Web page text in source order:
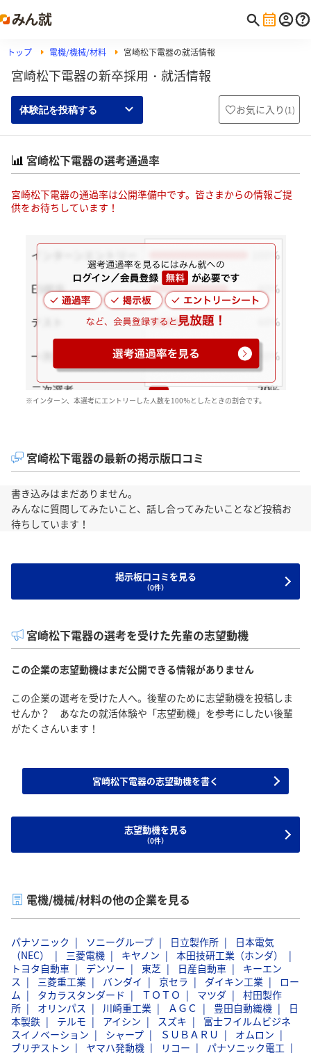
トップ 電機/機械/材料 宮崎松下電器の就活情報
宮崎松下電器の新卒採用・就活情報
体験記を投稿する お気に入り (1)
宮崎松下電器の選考通過率
宮崎松下電器の通過率は公開準備中です。皆さまからの情報ご提
供をお待ちしています！
※インターン、本選考にエントリーした人数を100％としたときの割合です。
宮崎松下電器の最新の掲示版口コミ
書き込みはまだありません。
みんなに質問してみたいこと、話し合ってみたいことなど投稿お
待ちしています！
掲示板口コミを見る
（0件）
宮崎松下電器の選考を受けた先輩の志望動機
この企業の志望動機はまだ公開できる情報がありません
この企業の選考を受けた人へ。後輩のために志望動機を投稿しま
せんか？ あなたの就活体験や「志望動機」を参考にしたい後輩
がたくさんいます！
宮崎松下電器の志望動機を書く
志望動機を見る
（0件）
電機/機械/材料の他の企業を見る
パナソニック ソニーグループ 日立製作所
日本電気
（NEC）
三菱電機 キヤノン
本田技研工業（ホンダ）
トヨタ自動車
デンソー 東芝 日産自動車
キーエン
ス
三菱重工業 バンダイ 京セラ ダイキン工業
ロー
ム
タカラスタンダード ＴＯＴＯ マツダ
村田製作
所
オリンパス 川崎重工業 ＡＧＣ 豊田自動織機
日
本製鉄
テルモ アイシン スズキ
富士フイルムビジネ
スイノベーション
シャープ ＳＵＢＡＲＵ
オムロン
ブリヂストン
ヤマハ発動機 リコー
パナソニック電工